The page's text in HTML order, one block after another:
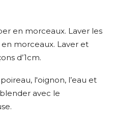
en morceaux. Laver les
morceaux. Laver et
d’1cm.
l'oignon, l’eau et
avec le